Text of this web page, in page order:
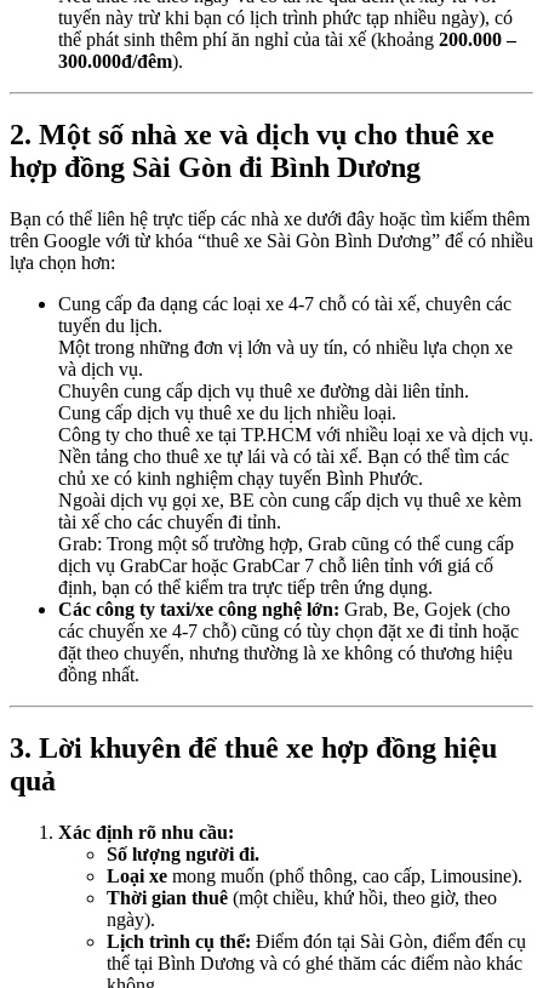
tuyến này trừ khi bạn có lịch trình phức tạp nhiều ngày), có
thể phát sinh thêm phí ăn nghỉ của tài xế (khoảng 200.000 –
300.000đ/đêm).
2. Một số nhà xe và dịch vụ cho thuê xe
hợp đồng Sài Gòn đi Bình Dương
Bạn có thể liên hệ trực tiếp các nhà xe dưới đây hoặc tìm kiếm thêm
trên Google với từ khóa “thuê xe Sài Gòn Bình Dương” để có nhiều
lựa chọn hơn:
Cung cấp đa dạng các loại xe 4-7 chỗ có tài xế, chuyên các
tuyến du lịch.
Một trong những đơn vị lớn và uy tín, có nhiều lựa chọn xe
và dịch vụ.
Chuyên cung cấp dịch vụ thuê xe đường dài liên tỉnh.
Cung cấp dịch vụ thuê xe du lịch nhiều loại.
Công ty cho thuê xe tại TP.HCM với nhiều loại xe và dịch vụ.
Nền tảng cho thuê xe tự lái và có tài xế. Bạn có thể tìm các
chủ xe có kinh nghiệm chạy tuyến Bình Phước.
Ngoài dịch vụ gọi xe, BE còn cung cấp dịch vụ thuê xe kèm
tài xế cho các chuyến đi tỉnh.
Grab: Trong một số trường hợp, Grab cũng có thể cung cấp
dịch vụ GrabCar hoặc GrabCar 7 chỗ liên tỉnh với giá cố
định, bạn có thể kiểm tra trực tiếp trên ứng dụng.
Các công ty taxi/xe công nghệ lớn: Grab, Be, Gojek (cho
các chuyến xe 4-7 chỗ) cũng có tùy chọn đặt xe đi tỉnh hoặc
đặt theo chuyến, nhưng thường là xe không có thương hiệu
đồng nhất.
3. Lời khuyên để thuê xe hợp đồng hiệu
quả
Xác định rõ nhu cầu:
Số lượng người đi.
Loại xe mong muốn (phổ thông, cao cấp, Limousine).
Thời gian thuê (một chiều, khứ hồi, theo giờ, theo
ngày).
Lịch trình cụ thể: Điểm đón tại Sài Gòn, điểm đến cụ
thể tại Bình Dương và có ghé thăm các điểm nào khác